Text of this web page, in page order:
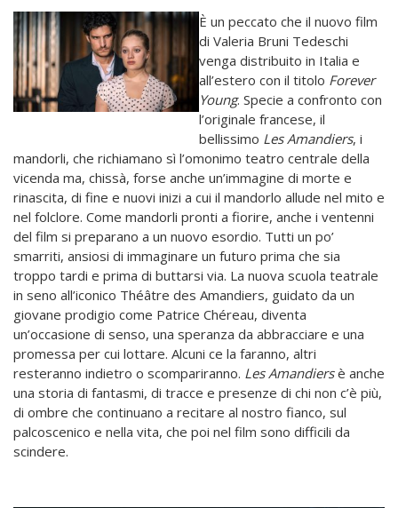
È un peccato che il nuovo film
di Valeria Bruni Tedeschi
venga distribuito in Italia e
all’estero con il titolo Forever
Young. Specie a confronto con
l’originale francese, il
bellissimo Les Amandiers, i
mandorli, che richiamano sì l’omonimo teatro centrale della
vicenda ma, chissà, forse anche un’immagine di morte e
rinascita, di fine e nuovi inizi a cui il mandorlo allude nel mito e
nel folclore. Come mandorli pronti a fiorire, anche i ventenni
del film si preparano a un nuovo esordio. Tutti un po’
smarriti, ansiosi di immaginare un futuro prima che sia
troppo tardi e prima di buttarsi via. La nuova scuola teatrale
in seno all’iconico Théâtre des Amandiers, guidato da un
giovane prodigio come Patrice Chéreau, diventa
un’occasione di senso, una speranza da abbracciare e una
promessa per cui lottare. Alcuni ce la faranno, altri
resteranno indietro o scompariranno. Les Amandiersè anche
una storia di fantasmi, di tracce e presenze di chi non c’è più,
di ombre che continuano a recitare al nostro fianco, sul
palcoscenico e nella vita, che poi nel film sono difficili da
scindere.